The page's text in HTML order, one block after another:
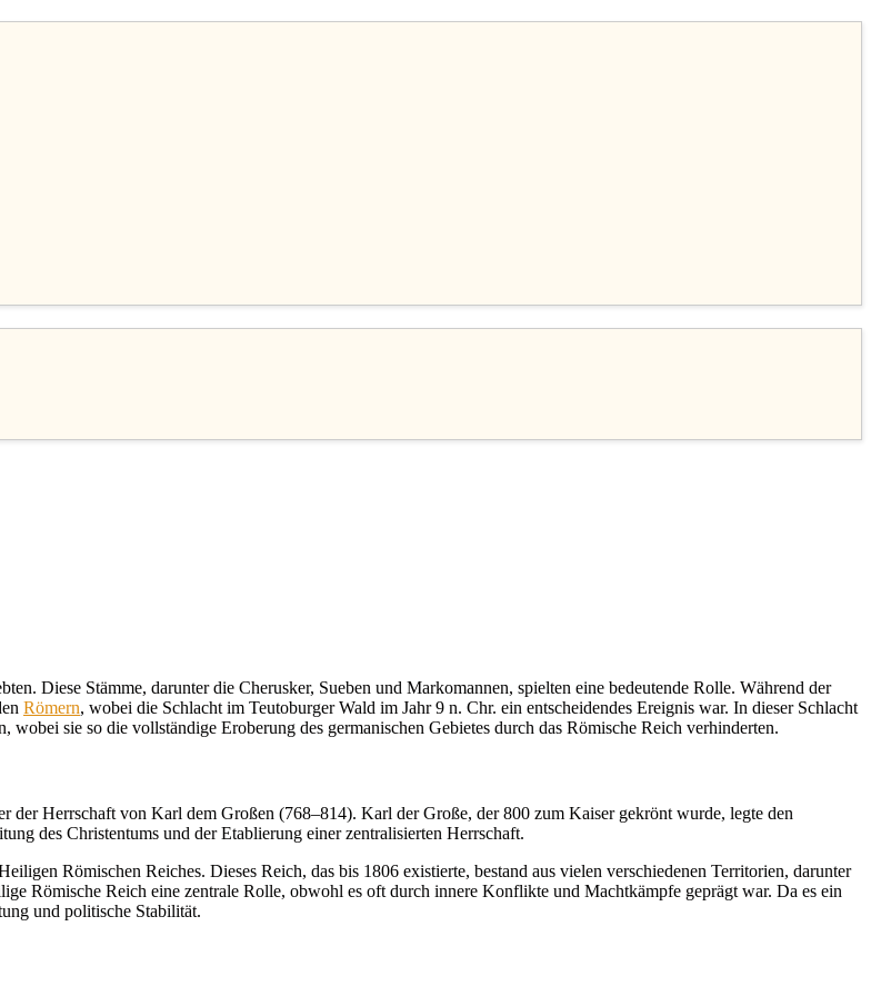
Diese Stämme, darunter die Cherusker, Sueben und Markomannen, spielten eine bedeutende Rolle. Während der
Römern, wobei die Schlacht im Teutoburger Wald im Jahr 9 n. Chr. ein entscheidendes Ereignis war. In dieser Schlacht
sie so die vollständige Eroberung des germanischen Gebietes durch das Römische Reich verhinderten.
der Herrschaft von Karl dem Großen (768–814). Karl der Große, der 800 zum Kaiser gekrönt wurde, legte den
des Christentums und der Etablierung einer zentralisierten Herrschaft.
Römischen Reiches. Dieses Reich, das bis 1806 existierte, bestand aus vielen verschiedenen Territorien, darunter
Römische Reich eine zentrale Rolle, obwohl es oft durch innere Konflikte und Machtkämpfe geprägt war. Da es ein
und politische Stabilität.